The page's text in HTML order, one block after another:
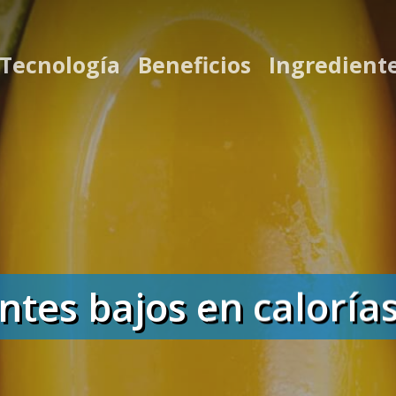
Beneficios
bajos en